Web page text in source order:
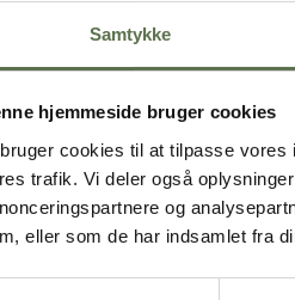
Samtykke
hjemmeside bruger cookies
cookies til at tilpasse vores
trafik. Vi deler også
og
eller som de har indsamlet fra
Powergrød med spiret quinoa
quinoa og